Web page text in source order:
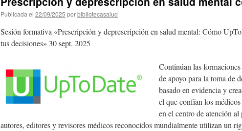
Publicada el 22/09/2025 porbibliotecasalud
Sesión formativa «Prescripción y deprescripción en salud mental: Cómo
tus decisiones» 30 sept. 2025
Continúan las
de apoyo para la toma de
basado en evidencia y
el que confían los
en el centro de atención
autores, editores y revisores médicos reconocidos mundialmente utilizan un